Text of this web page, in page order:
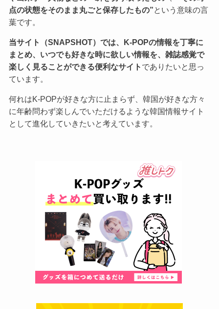
点の状態をそのまま丸ごと保存したもの” という意味の言
葉です。
当サイト（SNAPSHOT）では、K-POPの情報を丁寧に
まとめ、いつでも好きな時に欲しい情報を、雑誌感覚で
楽しく見ることができる便利なサイト でありたいと思っ
ています。
何れはK-POPが好きな方に止まらず、韓国が好きな方々
に年齢問わず楽しんでいただけるような韓国情報サイト
として進化していきたいと考えています。